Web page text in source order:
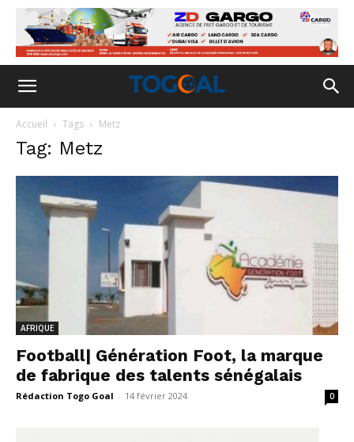
Accueil Tags Metz
Tag: Metz
AFRIQUE
Football| Génération Foot, la marque
de fabrique des talents sénégalais
Rédaction Togo Goal - 14 février 2024 0